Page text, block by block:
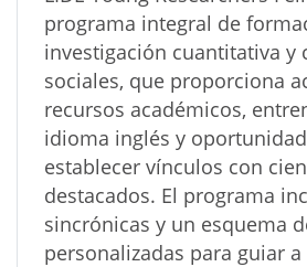
programa integral de
investigación cuantitativa y
sociales, que proporciona
recursos académicos,
idioma inglés y
establecer vínculos con
destacados. El programa
sincrónicas y un esquema
personalizadas para guiar a